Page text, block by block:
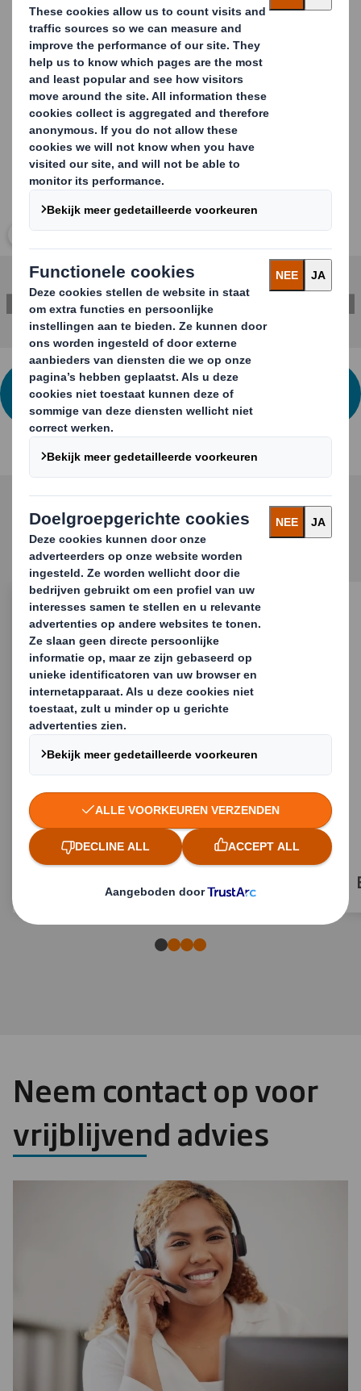
golfkartonmachine op pallets geproduceerd.
Nabewerkingen zoals bedrukkingen en stanzingen
worden later in het proces toegevoegd.
Carousel. Use previous and next buttons to move
Klik om de afbeelding te vergroten
NEEM CONTACT OP VOOR MEER
INFORMATIE
gerelateerde producten
Amerikaanse vouwdoos
Neem contact op voor
vrijblijvend advies